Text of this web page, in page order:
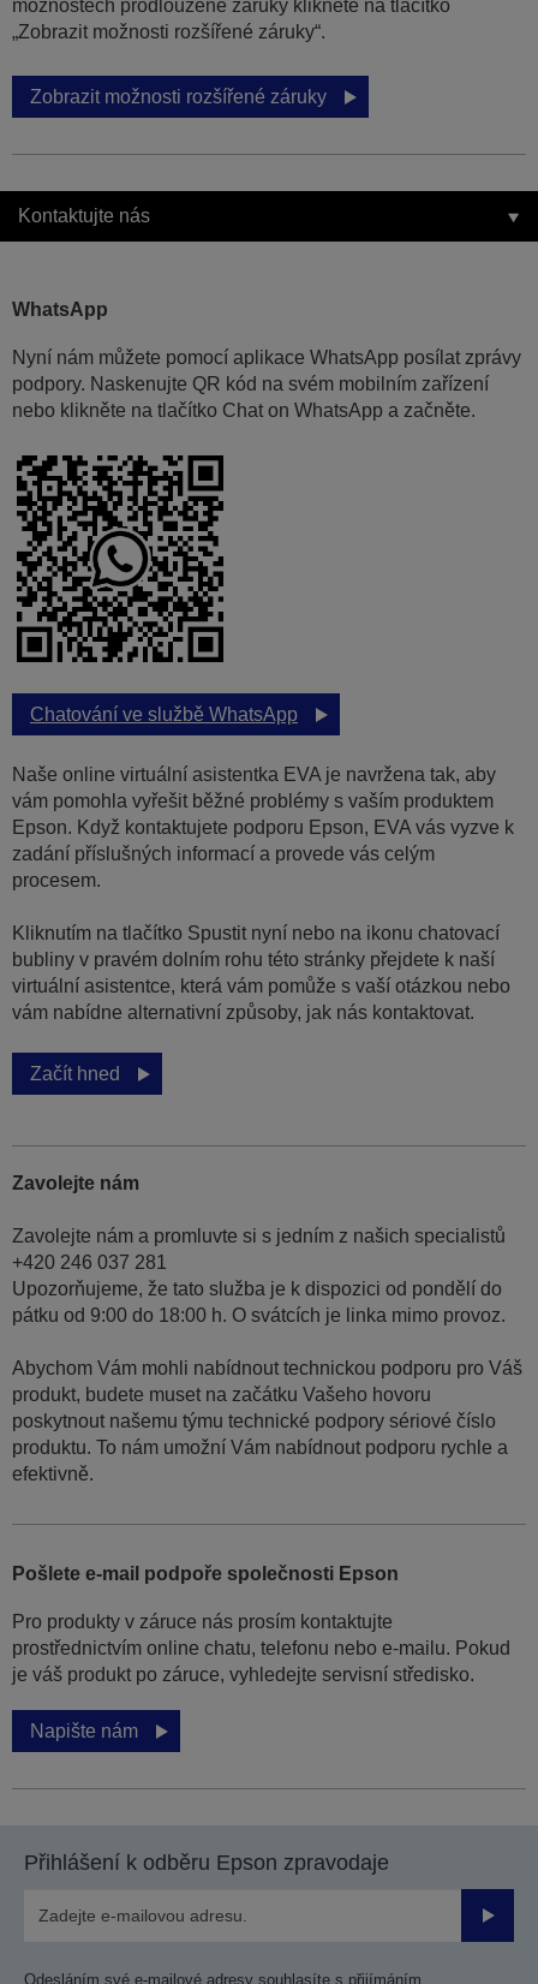
možnostech prodloužené záruky klikněte na tlačítko
„Zobrazit možnosti rozšířené záruky“.
Zobrazit možnosti rozšířené záruky
Kontaktujte nás
WhatsApp
Nyní nám můžete pomocí aplikace WhatsApp posílat zprávy
podpory. Naskenujte QR kód na svém mobilním zařízení
nebo klikněte na tlačítko Chat on WhatsApp a začněte.
Chatování ve službě WhatsApp
Naše online virtuální asistentka EVA je navržena tak, aby
vám pomohla vyřešit běžné problémy s vaším produktem
Epson. Když kontaktujete podporu Epson, EVA vás vyzve k
zadání příslušných informací a provede vás celým
procesem.
Kliknutím na tlačítko Spustit nyní nebo na ikonu chatovací
bubliny v pravém dolním rohu této stránky přejdete k naší
virtuální asistentce, která vám pomůže s vaší otázkou nebo
vám nabídne alternativní způsoby, jak nás kontaktovat.
Začít hned
Zavolejte nám
Zavolejte nám a promluvte si s jedním z našich specialistů
+420 246 037 281
Upozorňujeme, že tato služba je k dispozici od pondělí do
pátku od 9:00 do 18:00 h. O svátcích je linka mimo provoz.
Abychom Vám mohli nabídnout technickou podporu pro Váš
produkt, budete muset na začátku Vašeho hovoru
poskytnout našemu týmu technické podpory sériové číslo
produktu. To nám umožní Vám nabídnout podporu rychle a
efektivně.
Pošlete e-mail podpoře společnosti Epson
Pro produkty v záruce nás prosím kontaktujte
prostřednictvím online chatu, telefonu nebo e-mailu. Pokud
je váš produkt po záruce, vyhledejte servisní středisko.
Napište nám
Přihlášení k odběru Epson zpravodaje
Odesláním své e-mailové adresy souhlasíte s přijímáním